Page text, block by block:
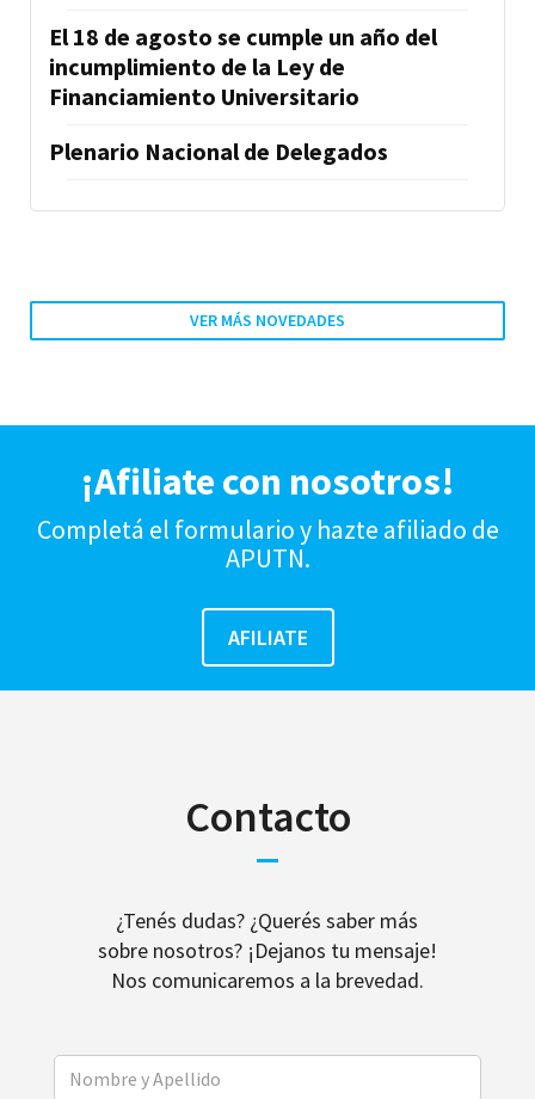
El 18 de agosto se cumple un año del
incumplimiento de la Ley de
Financiamiento Universitario
Plenario Nacional de Delegados
VER MÁS NOVEDADES
¡Afiliate con nosotros!
Completá el formulario y hazte afiliado de
APUTN.
Contacto
¿Tenés dudas? ¿Querés saber más
sobre nosotros? ¡Dejanos tu mensaje!
Nos comunicaremos a la brevedad.